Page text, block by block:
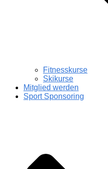
Fitnesskurse
Skikurse
Mitglied werden
Sport Sponsoring